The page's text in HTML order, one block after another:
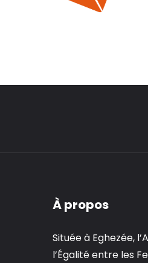
À propos
Située à Eghezée,
l’Égalité entre les